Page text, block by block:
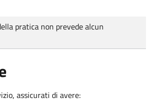
pratica non prevede alcun
assicurati di avere: